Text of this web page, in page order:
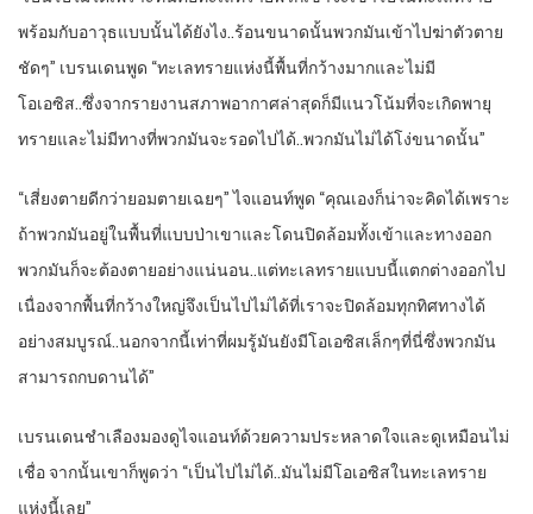
พร้อมกับอาวุธแบบนั้นได้ยังไง..ร้อนขนาดนั้นพวกมันเข้าไปฆ่าตัวตาย
ชัดๆ” เบรนเดนพูด “ทะเลทรายแห่งนี้พื้นที่กว้างมากและไม่มี
โอเอซิส..ซึ่งจากรายงานสภาพอากาศล่าสุดก็มีแนวโน้มที่จะเกิดพายุ
ทรายและไม่มีทางที่พวกมันจะรอดไปได้..พวกมันไม่ได้โง่ขนาดนั้น”
“เสี่ยงตายดีกว่ายอมตายเฉยๆ” ไจแอนท์พูด “คุณเองก็น่าจะคิดได้เพราะ
ถ้าพวกมันอยู่ในพื้นที่แบบป่าเขาและโดนปิดล้อมทั้งเข้าและทางออก
พวกมันก็จะต้องตายอย่างแน่นอน..แต่ทะเลทรายแบบนี้แตกต่างออกไป
เนื่องจากพื้นที่กว้างใหญ่จึงเป็นไปไม่ได้ที่เราจะปิดล้อมทุกทิศทางได้
อย่างสมบูรณ์..นอกจากนี้เท่าที่ผมรู้มันยังมีโอเอซิสเล็กๆที่นี่ซึ่งพวกมัน
สามารถกบดานได้”
เบรนเดนชำเลืองมองดูไจแอนท์ด้วยความประหลาดใจและดูเหมือนไม่
เชื่อ จากนั้นเขาก็พูดว่า “เป็นไปไม่ได้..มันไม่มีโอเอซิสในทะเลทราย
แห่งนี้เลย”